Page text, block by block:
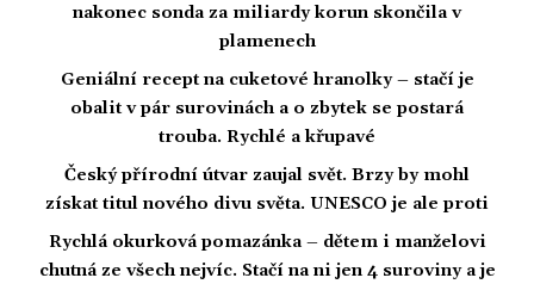
nakonec sonda za miliardy korun skončila v
plamenech
Geniální recept na cuketové hranolky – stačí je
obalit v pár surovinách a o zbytek se postará
trouba. Rychlé a křupavé
Český přírodní útvar zaujal svět. Brzy by mohl
získat titul nového divu světa. UNESCO je ale proti
Rychlá okurková pomazánka – dětem i manželovi
chutná ze všech nejvíc. Stačí na ni jen 4 suroviny a je